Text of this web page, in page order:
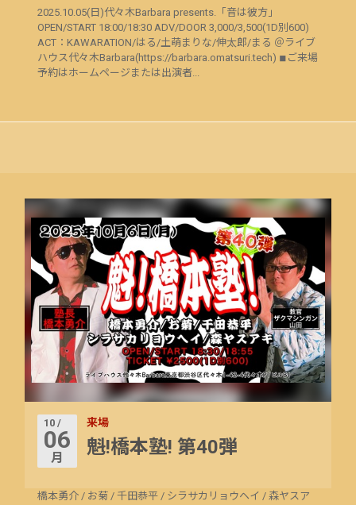
2025.10.05(日)代々木Barbara presents.「音は彼方」
OPEN/START 18:00/18:30 ADV/DOOR 3,000/3,500(1D別600)
ACT：KAWARATION/はる/土萌まりな/伸太郎/まる ＠ライブ
ハウス代々木Barbara(https://barbara.omatsuri.tech) ◾︎ご来場
予約はホームページまたは出演者...
10 /
06
月
来場
魁!橋本塾! 第40弾
橋本勇介 / お菊 / 千田恭平 / シラサカリョウヘイ / 森ヤスア